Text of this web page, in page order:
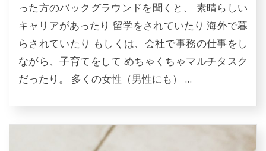
った方のバックグラウンドを聞くと、 素晴らしい
キャリアがあったり 留学をされていたり 海外で暮
らされていたり もしくは、会社で事務の仕事をし
ながら、子育てをして めちゃくちゃマルチタスク
だったり。 多くの女性（男性にも） ...